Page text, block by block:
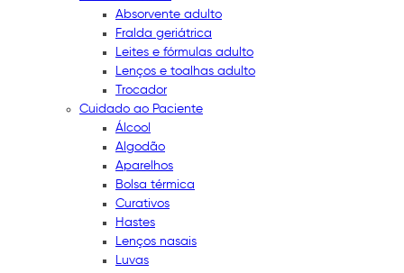
Absorvente adulto
Fralda geriátrica
Leites e fórmulas adulto
Lenços e toalhas adulto
Trocador
Cuidado ao Paciente
Álcool
Algodão
Aparelhos
Bolsa térmica
Curativos
Hastes
Lenços nasais
Luvas